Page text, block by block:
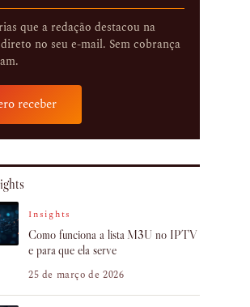
que a redação destacou na
no seu e-mail. Sem cobrança
receber
Insights
Como funciona a lista M3U no IPTV
e para que ela serve
25 de março de 2026